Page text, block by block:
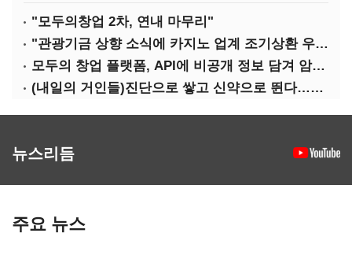
"모두의창업 2차, 연내 마무리"
"관광기금 상향 소식에 카지노 업계 조기상환 우려"
모두의 창업 플랫폼, API에 비공개 정보 담겨 암호키까지 새나갔다
(내일의 거인들)진단으로 쌓고 신약으로 뛴다…세니젠의 대전환
뉴스리듬
주요 뉴스